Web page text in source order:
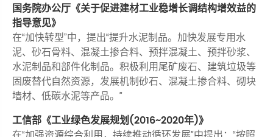
国务院办公厅《关于促进建材工业稳增长调结构增效益的
指导意见》
在“加快转型”中，提出“提升水泥制品。加快发展专用水
泥、砂石骨料、混凝土掺合料、预拌混凝土、预拌砂浆、
水泥制品和部件化制品。积极利用尾矿废石、建筑垃圾等
固废替代自然资源，发展机制砂石、混凝土掺合料、砌块
墙材、低碳水泥等产品。”
工信部《工业绿色发展规划(2016~2020年)》